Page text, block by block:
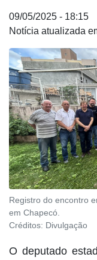
09/05/2025 - 18:15
Registro do encontro
em Chapecó.
Créditos: Divulgação
O deputado